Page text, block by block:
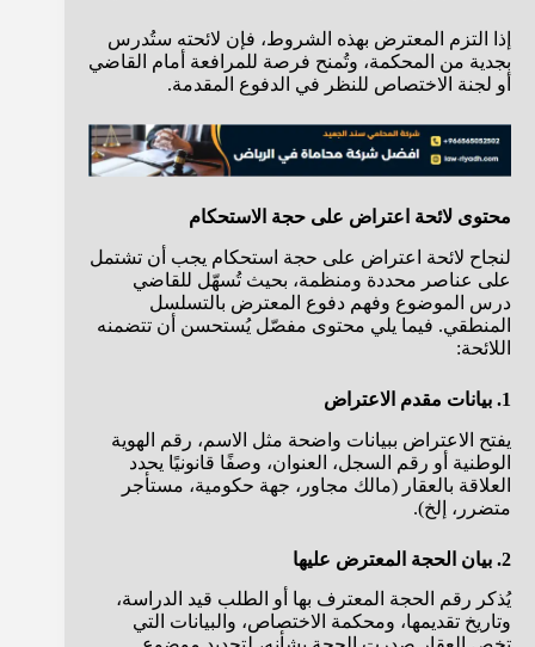
إذا التزم المعترض بهذه الشروط، فإن لائحته ستُدرس
بجدية من المحكمة، وتُمنح فرصة للمرافعة أمام القاضي
أو لجنة الاختصاص للنظر في الدفوع المقدمة.
محتوى لائحة اعتراض على حجة الاستحكام
لنجاح لائحة اعتراض على حجة استحكام يجب أن تشتمل
على عناصر محددة ومنظمة، بحيث تُسهّل للقاضي
درس الموضوع وفهم دفوع المعترض بالتسلسل
المنطقي. فيما يلي محتوى مفصّل يُستحسن أن تتضمنه
اللائحة:
1. بيانات مقدم الاعتراض
يفتح الاعتراض ببيانات واضحة مثل الاسم، رقم الهوية
الوطنية أو رقم السجل، العنوان، وصفًا قانونيًا يحدد
العلاقة بالعقار (مالك مجاور، جهة حكومية، مستأجر
متضرر، إلخ).
2. بيان الحجة المعترض عليها
يُذكر رقم الحجة المعترف بها أو الطلب قيد الدراسة،
وتاريخ تقديمها، ومحكمة الاختصاص، والبيانات التي